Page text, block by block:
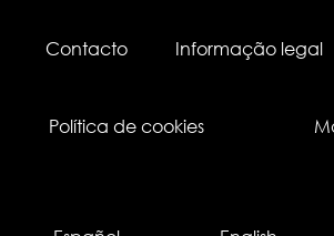
Contacto Informação legal
Política de cookies